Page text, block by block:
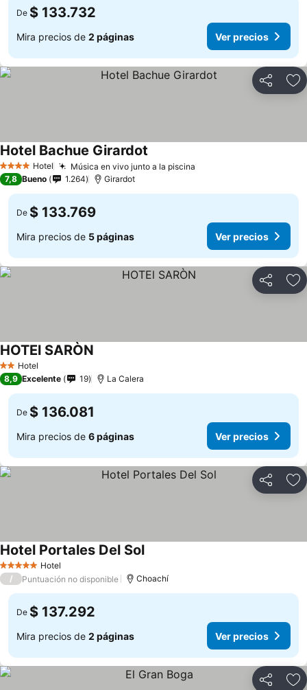
De $ 133.732
Mira precios de 2 páginas Ver precios
Compartir
4 EstrellasHotel Música en vivo junto a la piscina
Hotel Bachue Girardot
7,8 Bueno 1.264 Girardot
De $ 133.769
Mira precios de 5 páginas Ver precios
Compartir
2 Estrellas
Hotel
HOTEl SARÒN
8,9 Excelente 19 La Calera
De $ 136.081
Mira precios de 6 páginas Ver precios
Compartir
5 Estrellas Hotel
Hotel Portales Del Sol
/ Puntuación no disponible Choachí
De $ 137.292
Mira precios de 2 páginas Ver precios
Compartir